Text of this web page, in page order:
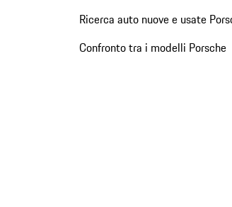
Ricerca auto nuove e usate
Confronto tra i modelli Porsche